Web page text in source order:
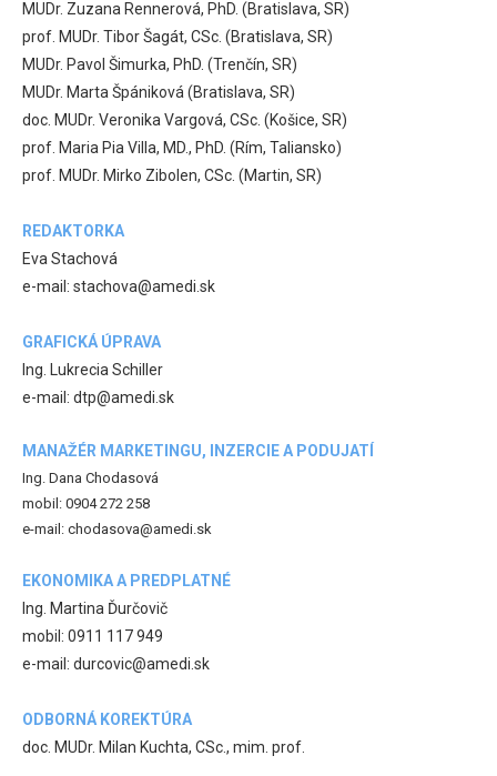
MUDr. Zuzana Rennerová, PhD. (Bratislava, SR)
prof. MUDr. Tibor Šagát, CSc. (Bratislava, SR)
MUDr. Pavol Šimurka, PhD. (Trenčín, SR)
MUDr. Marta Špániková (Bratislava, SR)
doc. MUDr. Veronika Vargová, CSc. (Košice, SR)
prof. Maria Pia Villa, MD., PhD. (Rím, Taliansko)
prof. MUDr. Mirko Zibolen, CSc. (Martin, SR)
REDAKTORKA
Eva Stachová
e-mail: stachova@amedi.sk
GRAFICKÁ ÚPRAVA
Ing. Lukrecia Schiller
e-mail: dtp@amedi.sk
MANAŽÉR MARKETINGU, INZERCIE A PODUJATÍ
Ing. Dana Chodasová
mobil: 0904 272 258
e-mail: chodasova@amedi.sk
EKONOMIKA A PREDPLATNÉ
Ing. Martina Ďurčovič
mobil: 0911 117 949
e-mail: durcovic@amedi.sk
ODBORNÁ KOREKTÚRA
doc. MUDr. Milan Kuchta, CSc., mim. prof.